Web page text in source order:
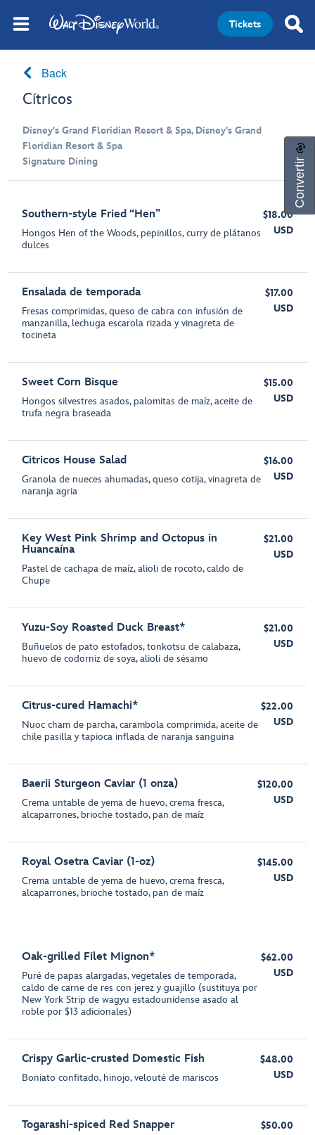
Tickets
Back
Cítricos
Disney's Grand Floridian Resort & Spa, Disney's Grand
Floridian Resort & Spa
Signature Dining
Southern-style Fried “Hen”
Hongos Hen of the Woods, pepinillos, curry de plátanos
dulces
$18.00
USD
Ensalada de temporada
Fresas comprimidas, queso de cabra con infusión de
manzanilla, lechuga escarola rizada y vinagreta de
tocineta
$17.00
USD
Sweet Corn Bisque
Hongos silvestres asados, palomitas de maíz, aceite de
trufa negra braseada
$15.00
USD
Citricos House Salad
Granola de nueces ahumadas, queso cotija, vinagreta de
naranja agria
$16.00
USD
Key West Pink Shrimp and Octopus in
Huancaína
Pastel de cachapa de maíz, alioli de rocoto, caldo de
Chupe
$21.00
USD
Yuzu-Soy Roasted Duck Breast*
Buñuelos de pato estofados, tonkotsu de calabaza,
huevo de codorniz de soya, alioli de sésamo
$21.00
USD
Citrus-cured Hamachi*
Nuoc cham de parcha, carambola comprimida, aceite de
chile pasilla y tapioca inflada de naranja sanguina
$22.00
USD
Baerii Sturgeon Caviar (1 onza)
Crema untable de yema de huevo, crema fresca,
alcaparrones, brioche tostado, pan de maíz
$120.00
USD
Royal Osetra Caviar (1-oz)
Crema untable de yema de huevo, crema fresca,
alcaparrones, brioche tostado, pan de maíz
$145.00
USD
Oak-grilled Filet Mignon*
Puré de papas alargadas, vegetales de temporada,
caldo de carne de res con jerez y guajillo (sustituya por
New York Strip de wagyu estadounidense asado al
roble por $13 adicionales)
$62.00
USD
Crispy Garlic-crusted Domestic Fish
Boniato confitado, hinojo, velouté de mariscos
$48.00
USD
Togarashi-spiced Red Snapper
$50.00
Convertir